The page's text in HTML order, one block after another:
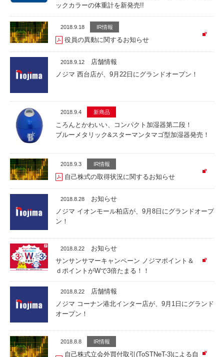
ックカラーの体重計を新発売!!
2018.9.18 IR情報
役員の異動に関するお知らせ
2018.9.12
店舗情報
ノジマ 西台店が、9月22日にグランドオープン！
2018.9.4 新商品
ころんとかわいい、コンパクト加湿器第二段！
ブルーメタリック&スターマンタマゴ型加湿器発売！
2018.9.3 IR情報
自己株式の取得状況に関するお知らせ
2018.8.28
お知らせ
ノジマ イオンモール柏店が、9月8日にグランドオープ
ン！
2018.8.22
お知らせ
サンサンサマーキャンペーン ノジマポイント＆
ｄポイントがWで3倍たまる！！
2018.8.22
店舗情報
ノジマ コーナン港北インター店が、9月1日にグランド
オープン！
2018.8.8 IR情報
自己株式立会外買付取引(ToSTNeT-3)による自